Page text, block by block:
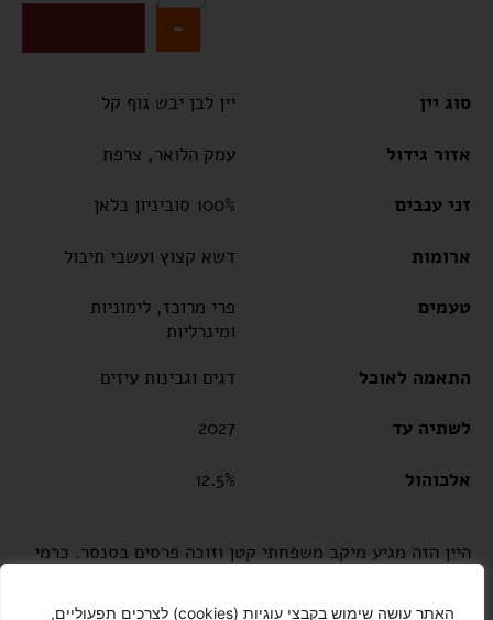
האתר עושה שימוש בקבצי עוגיות (cookies) לצרכים תפעוליים,
-
סוג יין יין לבן יבש גוף קל
אזור גידול עמק הלואר, צרפת
זני ענבים 100% סוביניון בלאן
ארומות דשא קצוץ ועשבי תיבול
טעמים
פרי מרוכז, לימוניות
ומינרליות
התאמה לאוכל
דגים וגבינות עיזים
לשתיה עד 2027
אלכוהול 12.5%
היין הזה מגיע מיקב משפחתי קטן וזוכה פרסים בסנסר. כרמי
חשיפה אופטימלית לשמש, מה שתורם להבשלת הענבים